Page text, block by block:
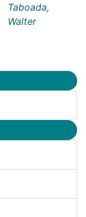
Taboada,
Walter